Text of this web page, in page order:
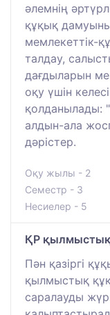
әлемнің
құқық
мемлекеттік-
талдау,
дағдыларын
оқу үшін
қолданылады:
алдын-ала
дәрістер.
Оқу жылы - 2
Семестр - 3
Несиелер - 5
ҚР
Пән қазіргі
қылмыстық
саралауды